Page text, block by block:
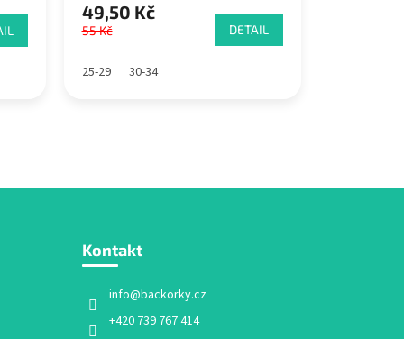
49,50 Kč
55 Kč DETAIL
25-29 30-34
Kontakt
info@backorky.cz
+420 739 767 414